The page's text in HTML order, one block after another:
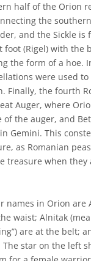
half of the Orion
the
and the Sickle is
foot (Rigel) with the
the form of a hoe.
were used
Finally, the fourth
Auger, where
the auger, and
Gemini. This
as Romanian
treasure when they
names in Orion are
waist; Alnitak
are at the belt;
star on the left